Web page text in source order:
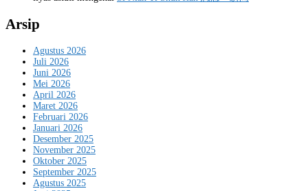
Arsip
Agustus 2026
Juli 2026
Juni 2026
Mei 2026
April 2026
Maret 2026
Februari 2026
Januari 2026
Desember 2025
November 2025
Oktober 2025
September 2025
Agustus 2025